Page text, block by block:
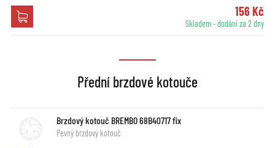
156 Kč
Skladem - dodání za 2 dny
Přední brzdové kotouče
Brzdový kotouč BREMBO 68B40717 fix
Pevný brzdový kotouč